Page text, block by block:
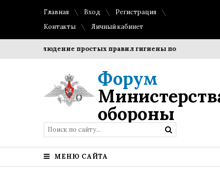
Главная Вход
Регистрация
Контакты
Личный кабинет
Соблюдение простых правил гигиены помогает
Форум
обороны
МЕНЮ САЙТА